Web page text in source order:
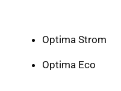
Optima Strom
Optima Eco